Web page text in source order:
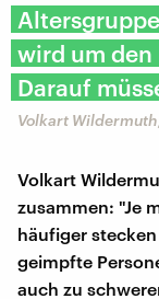
wird um den
Darauf
Volkart
Volkart
zusammen: "Je
häufiger
geimpfte
auch zu